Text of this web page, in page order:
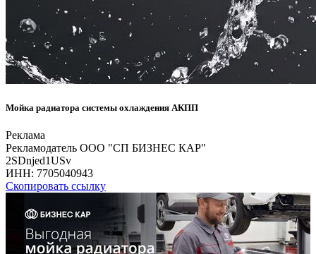
Мойка радиатора системы охлаждения АКПП
Реклама
Рекламодатель ООО "СП БИЗНЕС КАР"
2SDnjed1USv
ИНН: 7705040943
Скопировать ссылку